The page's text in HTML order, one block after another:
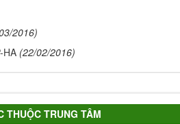
2016)
HA (22/02/2016)
THUỘC TRUNG TÂM